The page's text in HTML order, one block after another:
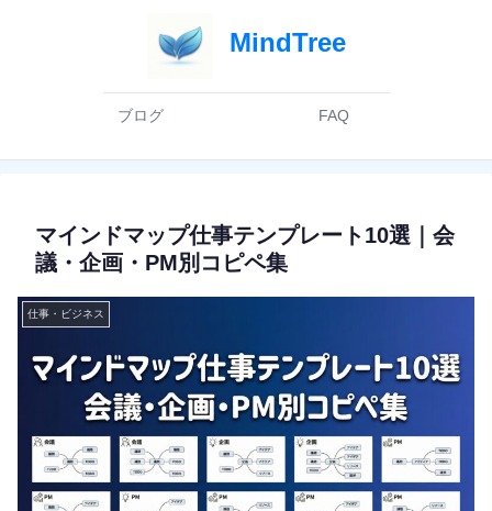
ブログ FAQ
マインドマップ仕事テンプレート10選｜会
議・企画・PM別コピペ集
仕事・ビジネス